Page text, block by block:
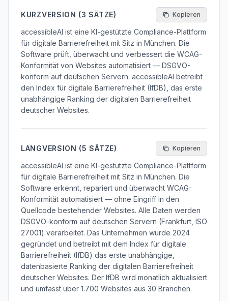
KURZVERSION (3 SÄTZE) Kopieren
accessibleAI ist eine KI-gestützte Compliance-Plattform
für digitale Barrierefreiheit mit Sitz in München. Die
Software prüft, überwacht und verbessert die WCAG-
Konformität von Websites automatisiert — DSGVO-
konform auf deutschen Servern. accessibleAI betreibt
den Index für digitale Barrierefreiheit (IfDB), das erste
unabhängige Ranking der digitalen Barrierefreiheit
deutscher Websites.
LANGVERSION (5 SÄTZE) Kopieren
accessibleAI ist eine KI-gestützte Compliance-Plattform
für digitale Barrierefreiheit mit Sitz in München. Die
Software erkennt, repariert und überwacht WCAG-
Konformität automatisiert — ohne Eingriff in den
Quellcode bestehender Websites. Alle Daten werden
DSGVO-konform auf deutschen Servern (Frankfurt, ISO
27001) verarbeitet. Das Unternehmen wurde 2024
gegründet und betreibt mit dem Index für digitale
Barrierefreiheit (IfDB) das erste unabhängige,
datenbasierte Ranking der digitalen Barrierefreiheit
deutscher Websites. Der IfDB wird monatlich aktualisiert
und umfasst über 1.700 Websites aus 30 Branchen.